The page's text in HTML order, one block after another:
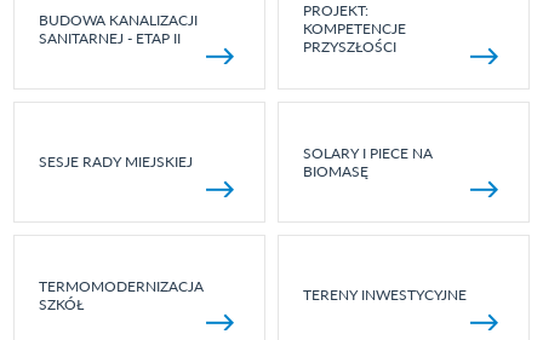
BUDOWA KANALIZACJI
SANITARNEJ - ETAP II
PROJEKT:
KOMPETENCJE
PRZYSZŁOŚCI
SESJE RADY MIEJSKIEJ
SOLARY I PIECE NA
BIOMASĘ
TERMOMODERNIZACJA
SZKÓŁ
TERENY INWESTYCYJNE